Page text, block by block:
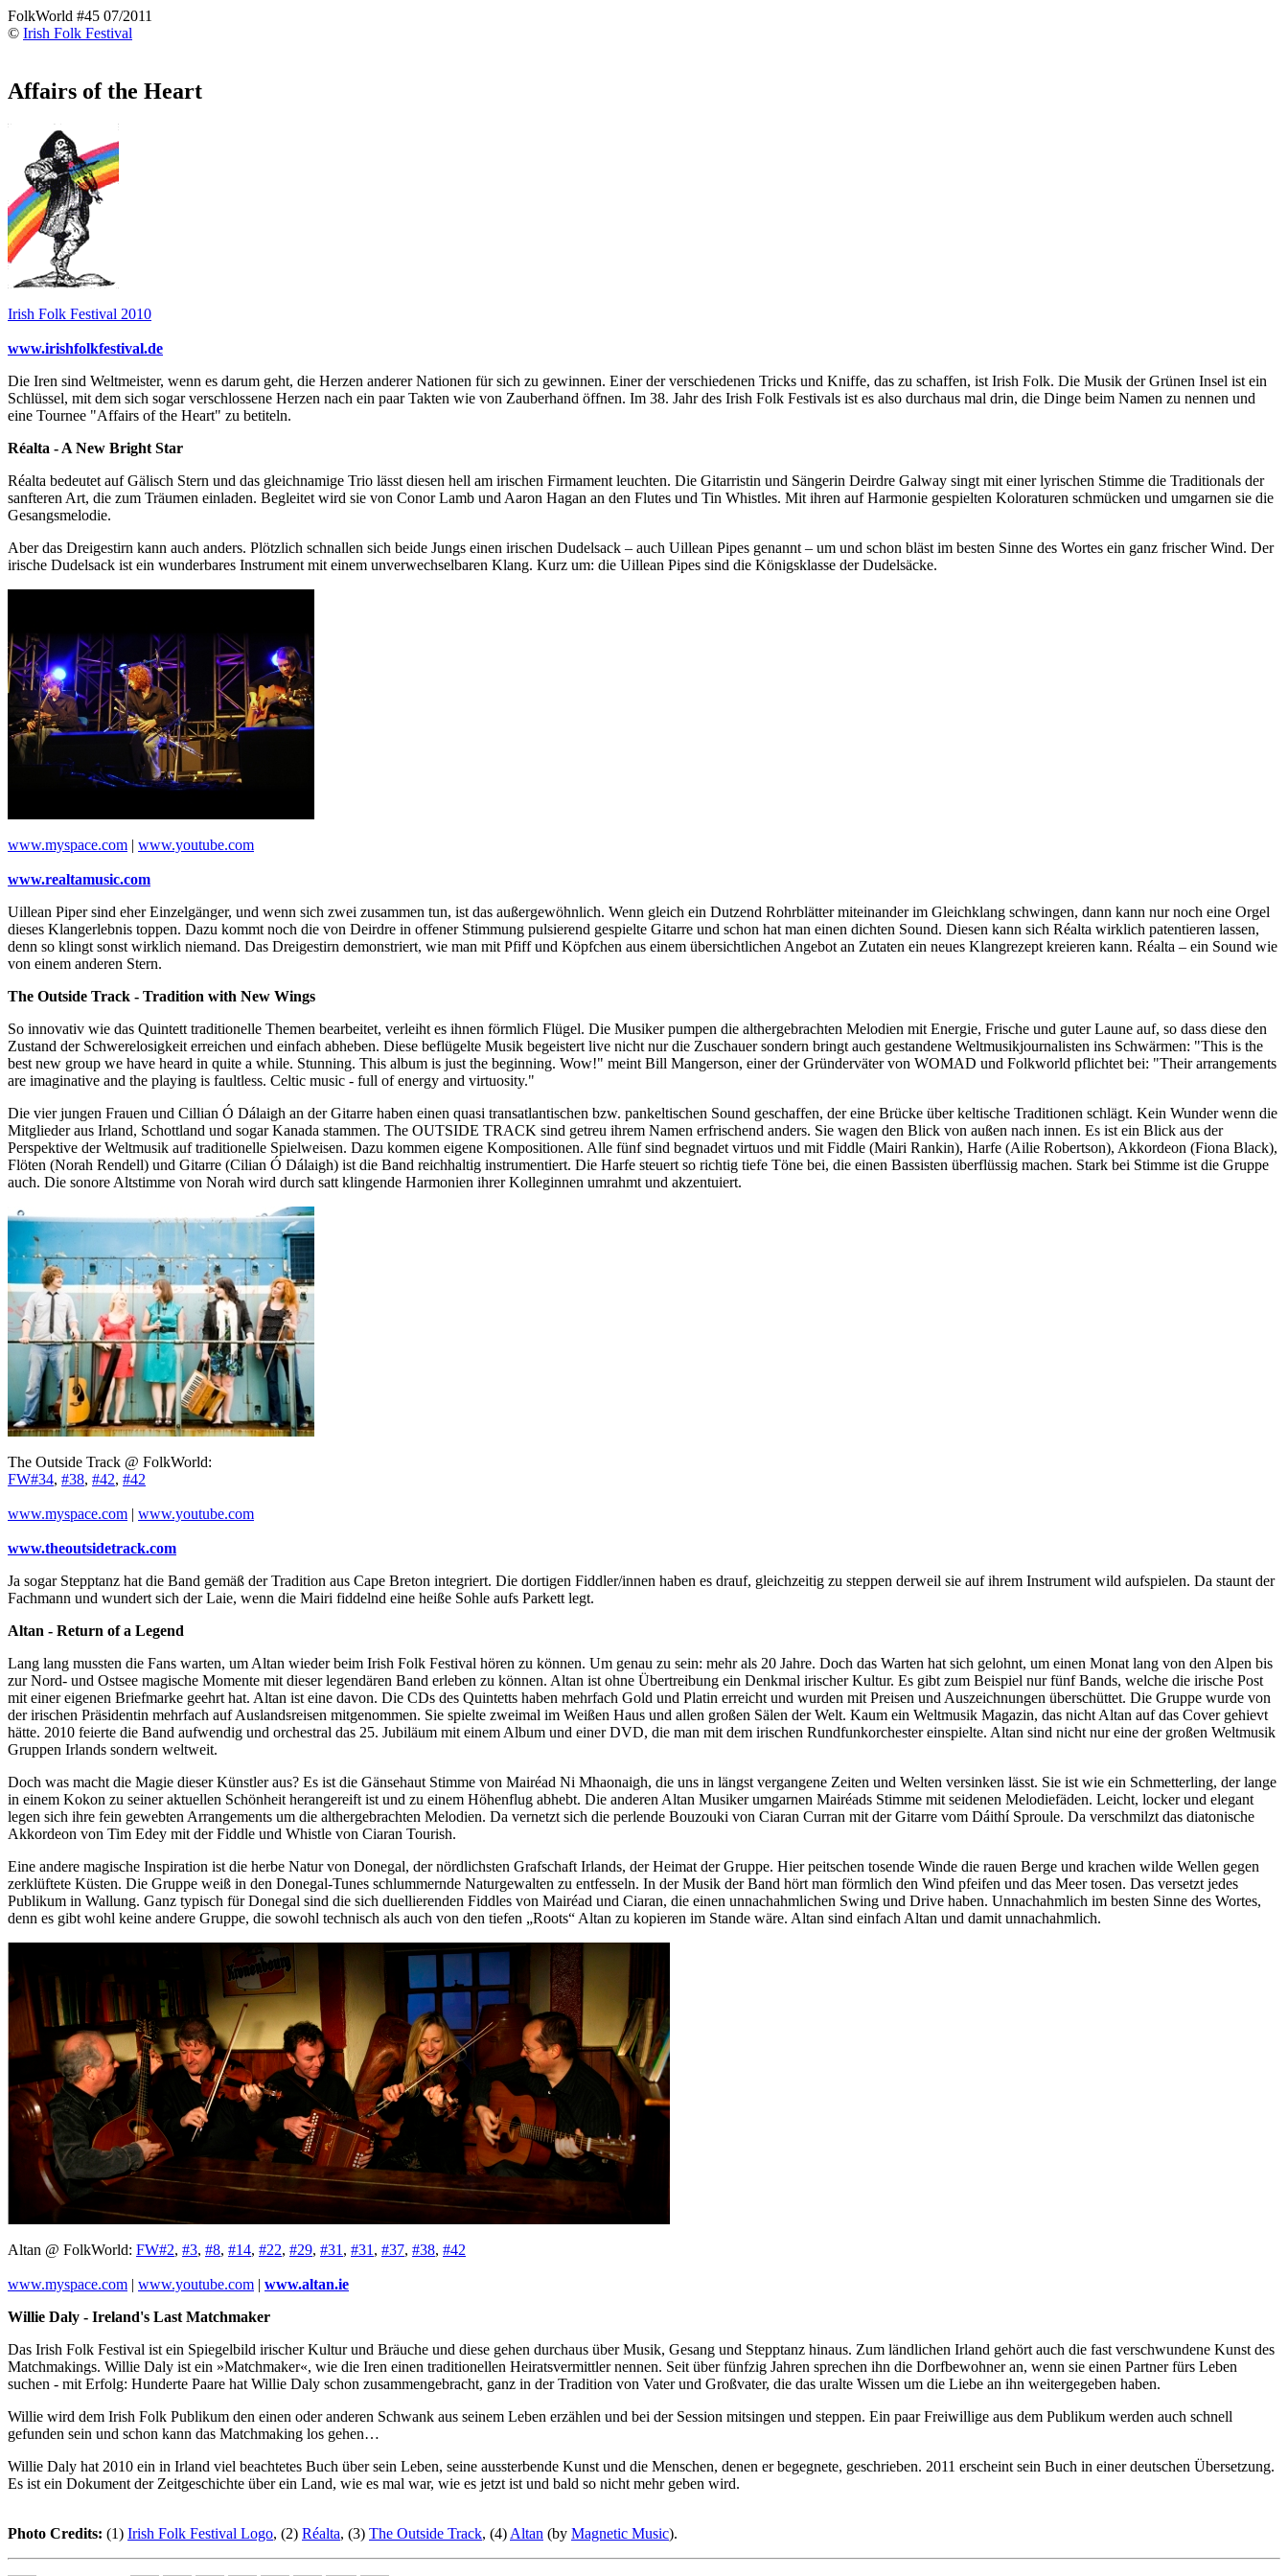
FolkWorld #45 07/2011
© Irish Folk Festival
Affairs of the Heart
Irish Folk Festival 2010
www.irishfolkfestival.de
Die Iren sind Weltmeister, wenn es darum geht, die Herzen anderer Nationen für sich zu gewinnen. Einer der verschiedenen Tricks und Kniffe, das zu schaffen, ist Irish Folk. Die Musik der Grünen Insel ist ein
Schlüssel, mit dem sich sogar verschlossene Herzen nach ein paar Takten wie von Zauberhand öffnen. Im 38. Jahr des Irish Folk Festivals ist es also durchaus mal drin, die Dinge beim Namen zu nennen und
eine Tournee "Affairs of the Heart" zu betiteln.
Réalta - A New Bright Star
Réalta bedeutet auf Gälisch Stern und das gleichnamige Trio lässt diesen hell am irischen Firmament leuchten. Die Gitarristin und Sängerin Deirdre Galway singt mit einer lyrischen Stimme die Traditionals der
sanfteren Art, die zum Träumen einladen. Begleitet wird sie von Conor Lamb und Aaron Hagan an den Flutes und Tin Whistles. Mit ihren auf Harmonie gespielten Koloraturen schmücken und umgarnen sie die
Gesangsmelodie.
Aber das Dreigestirn kann auch anders. Plötzlich schnallen sich beide Jungs einen irischen Dudelsack – auch Uillean Pipes genannt – um und schon bläst im besten Sinne des Wortes ein ganz frischer Wind. Der
irische Dudelsack ist ein wunderbares Instrument mit einem unverwechselbaren Klang. Kurz um: die Uillean Pipes sind die Königsklasse der Dudelsäcke.
www.myspace.com | www.youtube.com
www.realtamusic.com
Uillean Piper sind eher Einzelgänger, und wenn sich zwei zusammen tun, ist das außergewöhnlich. Wenn gleich ein Dutzend Rohrblätter miteinander im Gleichklang schwingen, dann kann nur noch eine Orgel
dieses Klangerlebnis toppen. Dazu kommt noch die von Deirdre in offener Stimmung pulsierend gespielte Gitarre und schon hat man einen dichten Sound. Diesen kann sich Réalta wirklich patentieren lassen,
denn so klingt sonst wirklich niemand. Das Dreigestirn demonstriert, wie man mit Pfiff und Köpfchen aus einem übersichtlichen Angebot an Zutaten ein neues Klangrezept kreieren kann. Réalta – ein Sound wie
von einem anderen Stern.
The Outside Track - Tradition with New Wings
So innovativ wie das Quintett traditionelle Themen bearbeitet, verleiht es ihnen förmlich Flügel. Die Musiker pumpen die althergebrachten Melodien mit Energie, Frische und guter Laune auf, so dass diese den
Zustand der Schwerelosigkeit erreichen und einfach abheben. Diese beflügelte Musik begeistert live nicht nur die Zuschauer sondern bringt auch gestandene Weltmusikjournalisten ins Schwärmen: "This is the
best new group we have heard in quite a while. Stunning. This album is just the beginning. Wow!" meint Bill Mangerson, einer der Gründerväter von WOMAD und Folkworld pflichtet bei: "Their arrangements
are imaginative and the playing is faultless. Celtic music - full of energy and virtuosity."
Die vier jungen Frauen und Cillian Ó Dálaigh an der Gitarre haben einen quasi transatlantischen bzw. pankeltischen Sound geschaffen, der eine Brücke über keltische Traditionen schlägt. Kein Wunder wenn die
Mitglieder aus Irland, Schottland und sogar Kanada stammen. The OUTSIDE TRACK sind getreu ihrem Namen erfrischend anders. Sie wagen den Blick von außen nach innen. Es ist ein Blick aus der
Perspektive der Weltmusik auf traditionelle Spielweisen. Dazu kommen eigene Kompositionen. Alle fünf sind begnadet virtuos und mit Fiddle (Mairi Rankin), Harfe (Ailie Robertson), Akkordeon (Fiona Black),
Flöten (Norah Rendell) und Gitarre (Cilian Ó Dálaigh) ist die Band reichhaltig instrumentiert. Die Harfe steuert so richtig tiefe Töne bei, die einen Bassisten überflüssig machen. Stark bei Stimme ist die Gruppe
auch. Die sonore Altstimme von Norah wird durch satt klingende Harmonien ihrer Kolleginnen umrahmt und akzentuiert.
The Outside Track @ FolkWorld:
FW#34, #38, #42, #42
www.myspace.com | www.youtube.com
www.theoutsidetrack.com
Ja sogar Stepptanz hat die Band gemäß der Tradition aus Cape Breton integriert. Die dortigen Fiddler/innen haben es drauf, gleichzeitig zu steppen derweil sie auf ihrem Instrument wild aufspielen. Da staunt der
Fachmann und wundert sich der Laie, wenn die Mairi fiddelnd eine heiße Sohle aufs Parkett legt.
Altan - Return of a Legend
Lang lang mussten die Fans warten, um Altan wieder beim Irish Folk Festival hören zu können. Um genau zu sein: mehr als 20 Jahre. Doch das Warten hat sich gelohnt, um einen Monat lang von den Alpen bis
zur Nord- und Ostsee magische Momente mit dieser legendären Band erleben zu können. Altan ist ohne Übertreibung ein Denkmal irischer Kultur. Es gibt zum Beispiel nur fünf Bands, welche die irische Post
mit einer eigenen Briefmarke geehrt hat. Altan ist eine davon. Die CDs des Quintetts haben mehrfach Gold und Platin erreicht und wurden mit Preisen und Auszeichnungen überschüttet. Die Gruppe wurde von
der irischen Präsidentin mehrfach auf Auslandsreisen mitgenommen. Sie spielte zweimal im Weißen Haus und allen großen Sälen der Welt. Kaum ein Weltmusik Magazin, das nicht Altan auf das Cover gehievt
hätte. 2010 feierte die Band aufwendig und orchestral das 25. Jubiläum mit einem Album und einer DVD, die man mit dem irischen Rundfunkorchester einspielte. Altan sind nicht nur eine der großen Weltmusik
Gruppen Irlands sondern weltweit.
Doch was macht die Magie dieser Künstler aus? Es ist die Gänsehaut Stimme von Mairéad Ni Mhaonaigh, die uns in längst vergangene Zeiten und Welten versinken lässt. Sie ist wie ein Schmetterling, der lange
in einem Kokon zu seiner aktuellen Schönheit herangereift ist und zu einem Höhenflug abhebt. Die anderen Altan Musiker umgarnen Mairéads Stimme mit seidenen Melodiefäden. Leicht, locker und elegant
legen sich ihre fein gewebten Arrangements um die althergebrachten Melodien. Da vernetzt sich die perlende Bouzouki von Ciaran Curran mit der Gitarre vom Dáithí Sproule. Da verschmilzt das diatonische
Akkordeon von Tim Edey mit der Fiddle und Whistle von Ciaran Tourish.
Eine andere magische Inspiration ist die herbe Natur von Donegal, der nördlichsten Grafschaft Irlands, der Heimat der Gruppe. Hier peitschen tosende Winde die rauen Berge und krachen wilde Wellen gegen
zerklüftete Küsten. Die Gruppe weiß in den Donegal-Tunes schlummernde Naturgewalten zu entfesseln. In der Musik der Band hört man förmlich den Wind pfeifen und das Meer tosen. Das versetzt jedes
Publikum in Wallung. Ganz typisch für Donegal sind die sich duellierenden Fiddles von Mairéad und Ciaran, die einen unnachahmlichen Swing und Drive haben. Unnachahmlich im besten Sinne des Wortes,
denn es gibt wohl keine andere Gruppe, die sowohl technisch als auch von den tiefen „Roots“ Altan zu kopieren im Stande wäre. Altan sind einfach Altan und damit unnachahmlich.
Altan @ FolkWorld: FW#2, #3, #8, #14, #22, #29, #31 , #31 , #37, #38, #42
www.myspace.com | www.youtube.com | www.altan.ie
Willie Daly - Ireland's Last Matchmaker
Das Irish Folk Festival ist ein Spiegelbild irischer Kultur und Bräuche und diese gehen durchaus über Musik, Gesang und Stepptanz hinaus. Zum ländlichen Irland gehört auch die fast verschwundene Kunst des
Matchmakings. Willie Daly ist ein »Matchmaker«, wie die Iren einen traditionellen Heiratsvermittler nennen. Seit über fünfzig Jahren sprechen ihn die Dorfbewohner an, wenn sie einen Partner fürs Leben
suchen - mit Erfolg: Hunderte Paare hat Willie Daly schon zusammengebracht, ganz in der Tradition von Vater und Großvater, die das uralte Wissen um die Liebe an ihn weitergegeben haben.
Willie wird dem Irish Folk Publikum den einen oder anderen Schwank aus seinem Leben erzählen und bei der Session mitsingen und steppen. Ein paar Freiwillige aus dem Publikum werden auch schnell
gefunden sein und schon kann das Matchmaking los gehen…
Willie Daly hat 2010 ein in Irland viel beachtetes Buch über sein Leben, seine aussterbende Kunst und die Menschen, denen er begegnete, geschrieben. 2011 erscheint sein Buch in einer deutschen Übersetzung.
Es ist ein Dokument der Zeitgeschichte über ein Land, wie es mal war, wie es jetzt ist und bald so nicht mehr geben wird.
Photo Credits: (1) Irish Folk Festival Logo, (2) Réalta, (3) The Outside Track, (4) Altan (by Magnetic Music).